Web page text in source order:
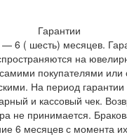
Гарантии
— 6 ( шесть) месяцев.
на
покупателями или
На период гарантии
и кассовый чек.
не принимается.
6 месяцев с момента